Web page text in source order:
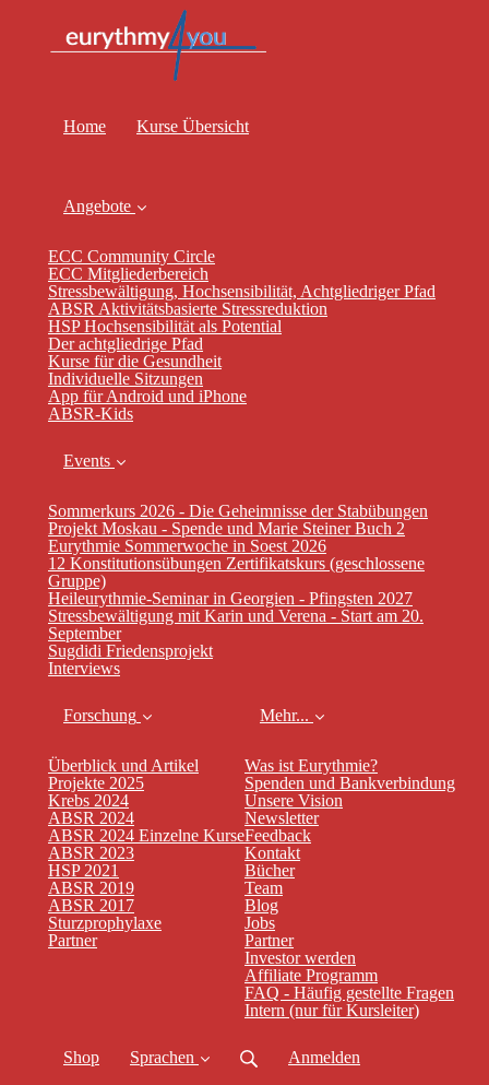
Home Kurse Übersicht
Angebote
ECC Community Circle
ECC Mitgliederbereich
Stressbewältigung, Hochsensibilität, Achtgliedriger Pfad
ABSR Aktivitätsbasierte Stressreduktion
HSP Hochsensibilität als Potential
Der achtgliedrige Pfad
Kurse für die Gesundheit
Individuelle Sitzungen
App für Android und iPhone
ABSR-Kids
Events
Sommerkurs 2026 - Die Geheimnisse der Stabübungen
Projekt Moskau - Spende und Marie Steiner Buch 2
Eurythmie Sommerwoche in Soest 2026
12 Konstitutionsübungen Zertifikatskurs (geschlossene
Gruppe)
Heileurythmie-Seminar in Georgien - Pfingsten 2027
Stressbewältigung mit Karin und Verena - Start am 20.
September
Sugdidi Friedensprojekt
Interviews
Forschung
Überblick und Artikel
Projekte 2025
Krebs 2024
ABSR 2024
ABSR 2024 Einzelne Kurse
ABSR 2023
HSP 2021
ABSR 2019
ABSR 2017
Sturzprophylaxe
Partner
Mehr...
Was ist Eurythmie?
Spenden und Bankverbindung
Unsere Vision
Newsletter
Feedback
Kontakt
Bücher
Team
Blog
Jobs
Partner
Investor werden
Affiliate Programm
FAQ - Häufig gestellte Fragen
Intern (nur für Kursleiter)
Shop Sprachen Anmelden